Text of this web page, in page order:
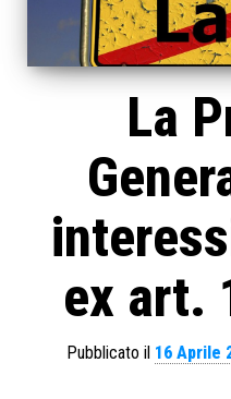
La
ex art.
Pubblicato il 16 Aprile